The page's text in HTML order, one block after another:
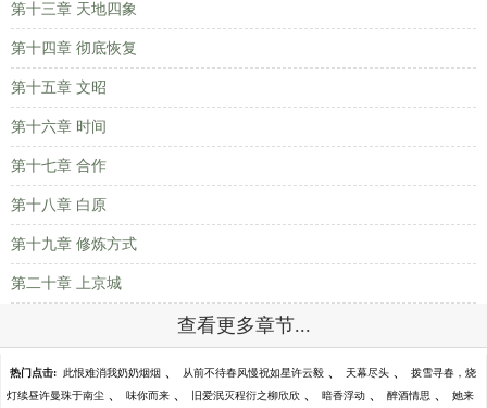
第十三章 天地四象
第十四章 彻底恢复
第十五章 文昭
第十六章 时间
第十七章 合作
第十八章 白原
第十九章 修炼方式
第二十章 上京城
查看更多章节...
热门点击: 此恨难消我奶奶烟烟 、 从前不待春风慢祝如星许云毅 、 天幕尽头 、 拨雪寻春，烧
灯续昼许曼珠于南尘 、 味你而来 、 旧爱泯灭程衍之柳欣欣 、 暗香浮动 、 醉酒情思 、 她来